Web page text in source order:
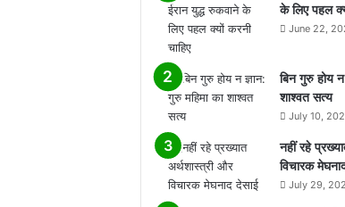
के लिए पहल
June 22,
बिन गुरु होय न
शाश्वत सत्य
July 10,
नहीं रहे
विचारक
July 29,